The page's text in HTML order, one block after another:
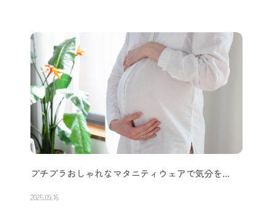
エコー写真を保存するなら『BANK OF …
2025.10.02